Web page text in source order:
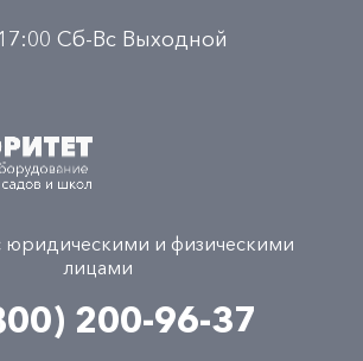
Сб-Вс Выходной
юридическими и физическими
лицами
200-96-37